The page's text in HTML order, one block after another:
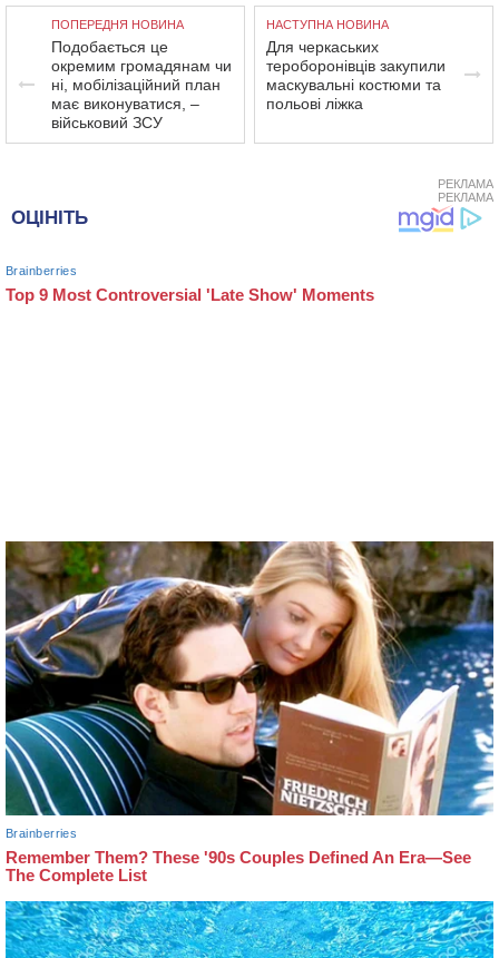
ПОПЕРЕДНЯ НОВИНА
Подобається це
окремим громадянам чи
ні, мобілізаційний план
має виконуватися, –
військовий ЗСУ
НАСТУПНА НОВИНА
Для черкаських
тероборонівців закупили
маскувальні костюми та
польові ліжка
РЕКЛАМА
РЕКЛАМА